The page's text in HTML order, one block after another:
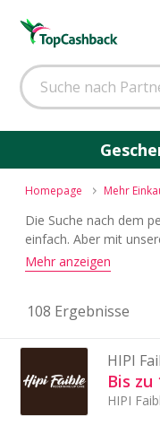
Homepage Mehr
Die Suche nach dem
einfach. Aber mit
Anfang an sicher, dass
Preise erzielst.
Mehr anzeigen
108 Ergebnisse
HIPI
Bis zu